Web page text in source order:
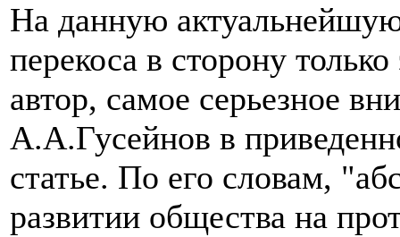
На данную
перекоса в сторону
автор, самое серьезное
А.А.Гусейнов в
статье. По его словам,
развитии общества на